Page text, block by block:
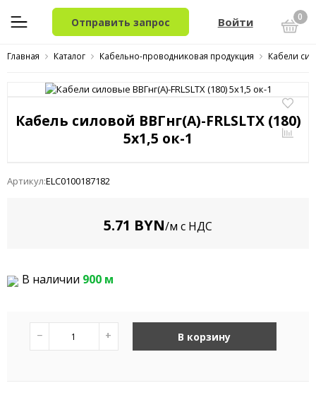
Отправить запрос Войти 0
Главная Каталог Кабельно-проводниковая продукция Кабели
Кабель силовой ВВГнг(A)-FRLSLTX (180)
5x1,5 ок-1
Артикул:ELC0100187182
5.71 BYN/м с НДС
В наличии 900 м
− + В корзину